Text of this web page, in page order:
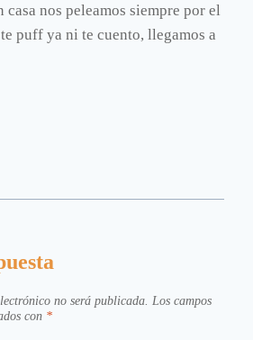
casa nos peleamos siempre por el
puff ya ni te cuento, llegamos a
no será publicada. Los campos
con *